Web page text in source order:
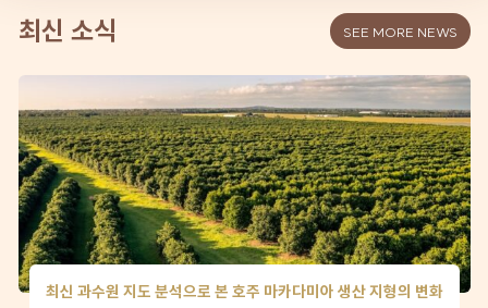
최신 소식 SEE MORE NEWS
최신 과수원 지도 분석으로 본 호주 마카다미아 생산 지형의 변화